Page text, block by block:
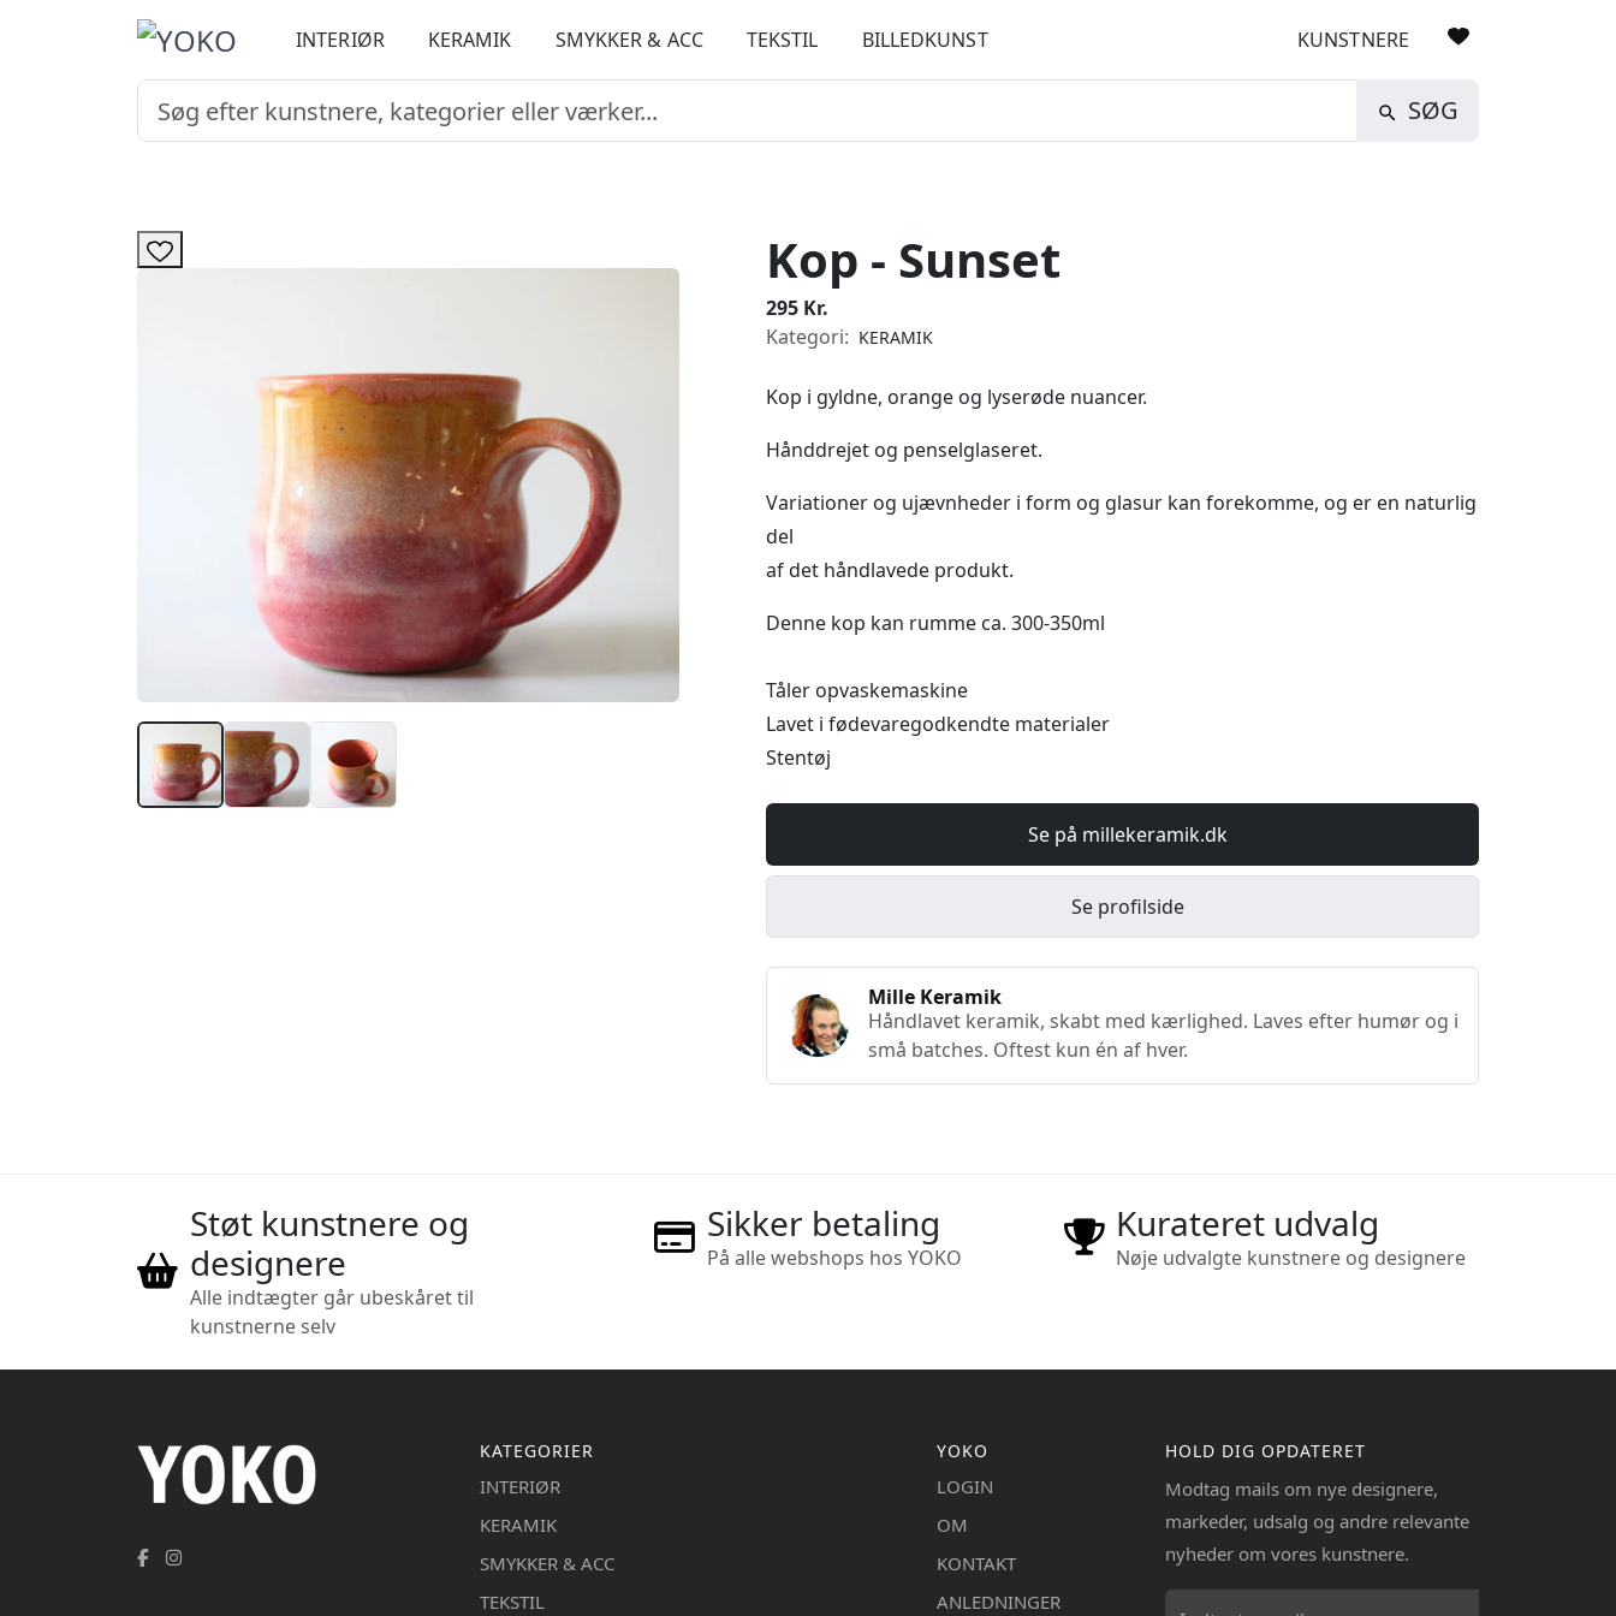
INTERIØR KERAMIK SMYKKER & ACC TEKSTIL BILLEDKUNST KUNSTNERE
SØG
Kop - Sunset
295 Kr.
Kategori: KERAMIK
Kop i gyldne, orange og lyserøde nuancer.
Hånddrejet og penselglaseret.
Variationer og ujævnheder i form og glasur kan forekomme, og er en naturlig
del
af det håndlavede produkt.
Denne kop kan rumme ca. 300-350ml
Tåler opvaskemaskine
Lavet i fødevaregodkendte materialer
Stentøj
Se på millekeramik.dk
Se profilside
Mille Keramik
Håndlavet keramik, skabt med kærlighed. Laves efter humør og i
små batches. Oftest kun én af hver.
Støt kunstnere og
designere
Alle indtægter går ubeskåret til
kunstnerne selv
Sikker betaling
På alle webshops hos YOKO
Kurateret udvalg
Nøje udvalgte kunstnere og designere
KATEGORIER
INTERIØR
KERAMIK
SMYKKER & ACC
TEKSTIL
YOKO
LOGIN
OM
KONTAKT
ANLEDNINGER
HOLD DIG OPDATERET
Modtag mails om nye designere,
markeder, udsalg og andre relevante
nyheder om vores kunstnere.